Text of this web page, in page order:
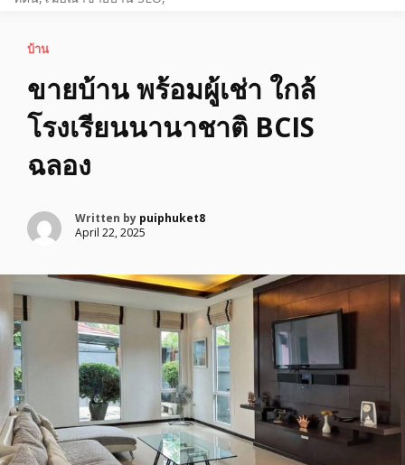
บ้าน
ขายบ้าน พร้อมผู้เช่า ใกล้
โรงเรียนนานาชาติ BCIS
ฉลอง
Written by puiphuket8
April 22, 2025